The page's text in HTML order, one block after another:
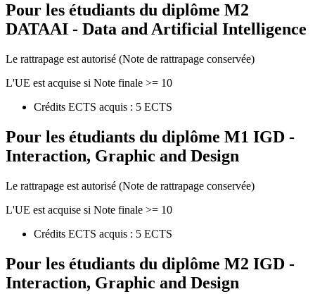
Pour les étudiants du diplôme M2
DATAAI - Data and Artificial Intelligence
Le rattrapage est autorisé (Note de rattrapage conservée)
L'UE est acquise si Note finale >= 10
Crédits ECTS acquis : 5 ECTS
Pour les étudiants du diplôme M1 IGD -
Interaction, Graphic and Design
Le rattrapage est autorisé (Note de rattrapage conservée)
L'UE est acquise si Note finale >= 10
Crédits ECTS acquis : 5 ECTS
Pour les étudiants du diplôme M2 IGD -
Interaction, Graphic and Design